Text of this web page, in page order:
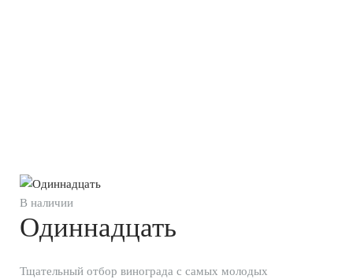
В наличии
Одиннадцать
Тщательный отбор винограда с самых молодых